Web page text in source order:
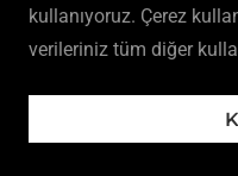
kullanıyoruz. Çerez
verileriniz tüm diğer